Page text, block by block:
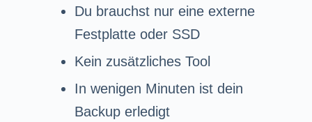
Du brauchst nur eine externe
Festplatte oder SSD
Kein zusätzliches Tool
In wenigen Minuten ist dein
Backup erledigt